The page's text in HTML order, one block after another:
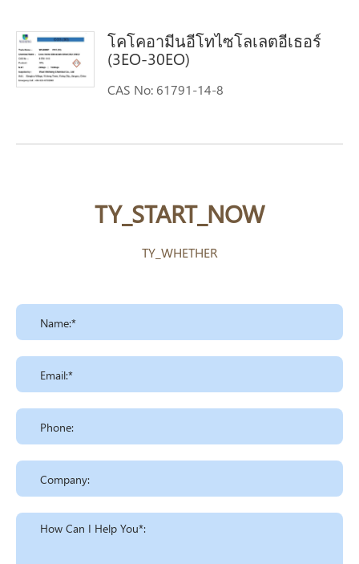
(C12-C16)-amine Oxide dodecyl/
tetradecyl dimethyl amine Oxide
โคโคอามีนอีโทไซโลเลตอีเธอร์
(3EO-30EO)
CAS No: 61791-14-8
TY_START_NOW
TY_WHETHER